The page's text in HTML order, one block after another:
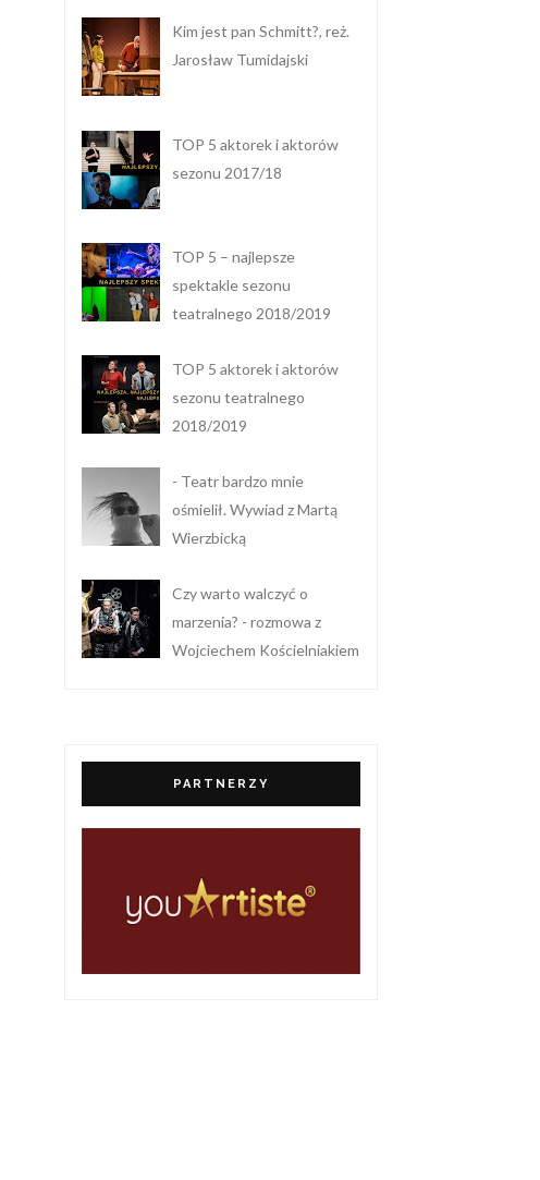
Kim jest pan Schmitt?, reż.
Jarosław Tumidajski
TOP 5 aktorek i aktorów
sezonu 2017/18
TOP 5 – najlepsze
spektakle sezonu
teatralnego 2018/2019
TOP 5 aktorek i aktorów
sezonu teatralnego
2018/2019
- Teatr bardzo mnie
ośmielił. Wywiad z Martą
Wierzbicką
Czy warto walczyć o
marzenia? - rozmowa z
Wojciechem Kościelniakiem
PARTNERZY